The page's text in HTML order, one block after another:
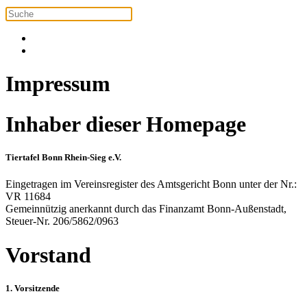
Impressum
Inhaber dieser Homepage
Tiertafel Bonn Rhein-Sieg e.V.
Eingetragen im Vereinsregister des Amtsgericht Bonn unter der Nr.:
VR 11684
Gemeinnützig anerkannt durch das Finanzamt Bonn-Außenstadt,
Steuer-Nr. 206/5862/0963
Vorstand
1. Vorsitzende